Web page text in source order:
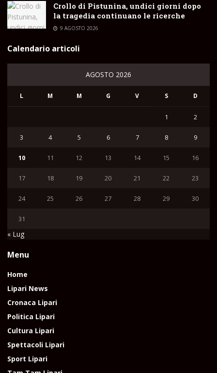
Crollo di Pistunina, undici giorni dopo
la tragedia continuano le ricerche
9 AGOSTO 2026
Calendario articoli
AGOSTO 2026
L M M G V S D
1 2
3 4 5 6 7 8 9
10 11 12 13 14 15 16
17 18 19 20 21 22 23
24 25 26 27 28 29 30
31
« Lug
Menu
Home
Lipari News
Cronaca Lipari
Politica Lipari
Cultura Lipari
Spettacoli Lipari
Sport Lipari